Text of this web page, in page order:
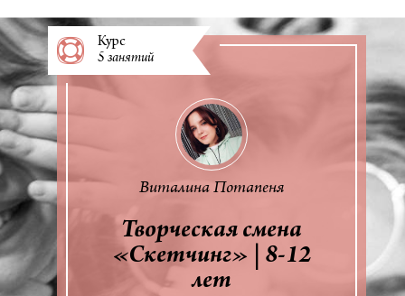
Виталина Потапеня
Творческая смена
«Скетчинг» | 8-12
лет
Курс
5 занятий